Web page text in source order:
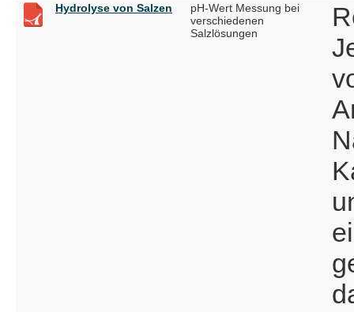
Hydrolyse von Salzen
pH-Wert Messung bei
verschiedenen
Salzlösungen